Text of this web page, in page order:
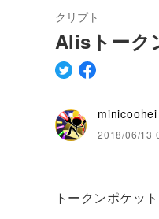
クリプト
Alisトーク
minicoohei
2018/06/13
トークンポケッ